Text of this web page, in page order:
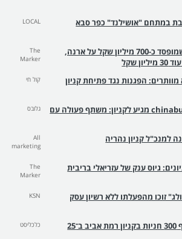
במתחם "אושילנד" כפר סבא LOCAL
מרכוס וובר, שמופסד כ-700 מיליון שקל על ארנה,
שקל
The
Marker
הפגנות נגד פתיחת קניון
קול חי
אתר הסחר chinabuy מגיע לקניון: משתף פעולה עם
גלובס
למנכ"ל קניון נהריה
All
marketing
גיוס ענק של עזריאלי בריבית
The
Marker
זוכו מהפעלתו ללא רשיון עסק KSN
מליסרון תוסיף 300 חניות בקניון רמת אביב ב־25
כלכליסט